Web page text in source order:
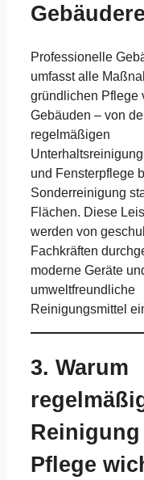
Professionelle
umfasst alle
gründlichen Pflege
Gebäuden – von
regelmäßigen
und Fensterpflege
Sonderreinigung
Flächen. Diese
werden von
Fachkräften
moderne Geräte
umweltfreundliche
Reinigungsmittel
3. Warum
Reinigung
Pflege